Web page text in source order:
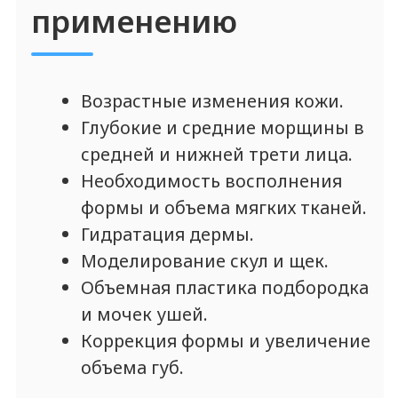
БЕСПЛАТНО получите
АВТОРСКИЕ
ПРОТОКОЛЫ на все
препараты